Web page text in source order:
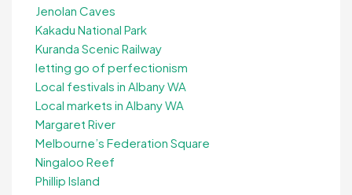
Jenolan Caves
Kakadu National Park
Kuranda Scenic Railway
letting go of perfectionism
Local festivals in Albany WA
Local markets in Albany WA
Margaret River
Melbourne’s Federation Square
Ningaloo Reef
Phillip Island